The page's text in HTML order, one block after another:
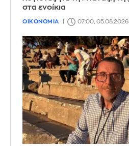
στα ενοίκια
ΟΙΚΟΝΟΜΙΑ 07:00, 05.08.2026